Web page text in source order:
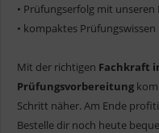
• Prüfungserfolg mit
• kompaktes Prüfungswissen
Mit der richtigen Fachkraft
Prüfungsvorbereitung
Schritt näher. Am Ende
Bestelle dir noch heute